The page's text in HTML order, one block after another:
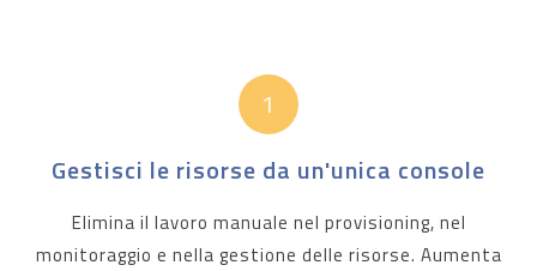
1
Gestisci le risorse da un'unica console
Elimina il lavoro manuale nel provisioning, nel
monitoraggio e nella gestione delle risorse. Aumenta